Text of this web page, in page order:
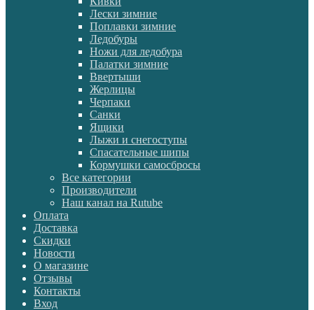
Лески зимние
Поплавки зимние
Ледобуры
Ножи для ледобура
Палатки зимние
Ввертыши
Жерлицы
Черпаки
Санки
Ящики
Лыжи и снегоступы
Спасательные шипы
Кормушки самосбросы
Все категории
Производители
Наш канал на Rutube
Оплата
Доставка
Скидки
Новости
О магазине
Отзывы
Контакты
Вход